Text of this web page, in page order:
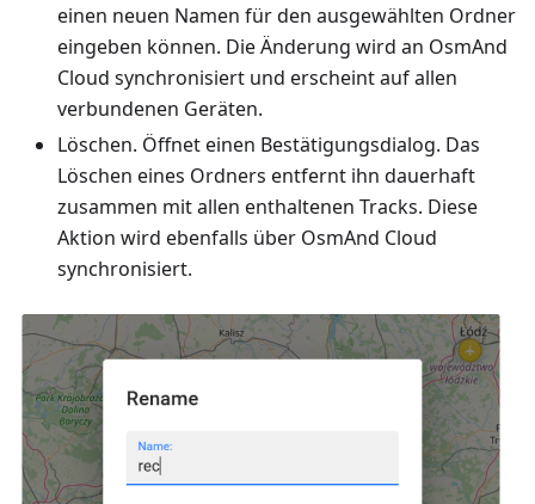
einen neuen Namen für den ausgewählten Ordner
eingeben können. Die Änderung wird an OsmAnd
Cloud synchronisiert und erscheint auf allen
verbundenen Geräten.
Löschen. Öffnet einen Bestätigungsdialog. Das
Löschen eines Ordners entfernt ihn dauerhaft
zusammen mit allen enthaltenen Tracks. Diese
Aktion wird ebenfalls über OsmAnd Cloud
synchronisiert.